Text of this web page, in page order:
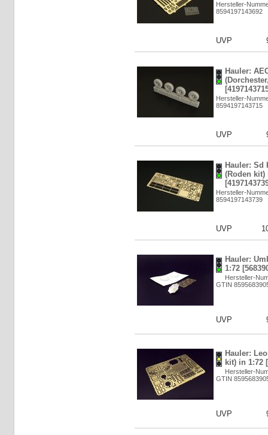
Hersteller-
8594197143692
UVP
Hauler:
Hersteller-
8594197143715
UVP
Hauler: Sd
(Roden kit)
Hersteller-
8594197143739
UVP
Hauler:
1:72
Hersteller-
GTIN
UVP
Hauler:
kit) in 1:72
Hersteller-
GTIN
UVP